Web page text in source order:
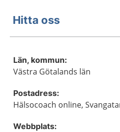
Hitta oss
Län, kommun:
Västra Götalands län
Postadress:
Hälsocoach online,
Webbplats: